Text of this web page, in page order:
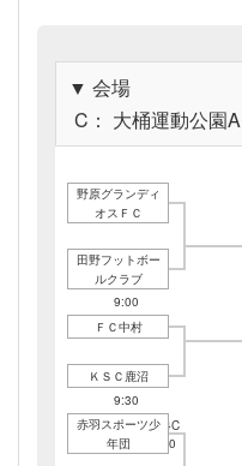
▼ 会場
C： 大桶運動公園A
野原グランディ
オスＦＣ
12/04C
9:00
田野フットボー
ルクラブ
12/04C
11:00
ＦＣ中村
12/04C
9:30
ＫＳＣ鹿沼
赤羽スポーツ少
年団